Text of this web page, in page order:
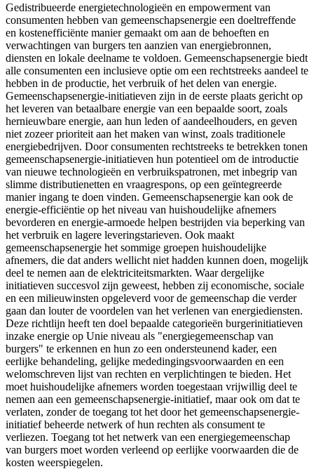
Gedistribueerde energietechnologieën en empowerment van
consumenten hebben van gemeenschapsenergie een doeltreffende
en kostenefficiënte manier gemaakt om aan de behoeften en
verwachtingen van burgers ten aanzien van energiebronnen,
diensten en lokale deelname te voldoen. Gemeenschapsenergie biedt
alle consumenten een inclusieve optie om een rechtstreeks aandeel te
hebben in de productie, het verbruik of het delen van energie.
Gemeenschapsenergie-initiatieven zijn in de eerste plaats gericht op
het leveren van betaalbare energie van een bepaalde soort, zoals
hernieuwbare energie, aan hun leden of aandeelhouders, en geven
niet zozeer prioriteit aan het maken van winst, zoals traditionele
energiebedrijven. Door consumenten rechtstreeks te betrekken tonen
gemeenschapsenergie-initiatieven hun potentieel om de introductie
van nieuwe technologieën en verbruikspatronen, met inbegrip van
slimme distributienetten en vraagrespons, op een geïntegreerde
manier ingang te doen vinden. Gemeenschapsenergie kan ook de
energie-efficiëntie op het niveau van huishoudelijke afnemers
bevorderen en energie-armoede helpen bestrijden via beperking van
het verbruik en lagere leveringstarieven. Ook maakt
gemeenschapsenergie het sommige groepen huishoudelijke
afnemers, die dat anders wellicht niet hadden kunnen doen, mogelijk
deel te nemen aan de elektriciteitsmarkten. Waar dergelijke
initiatieven succesvol zijn geweest, hebben zij economische, sociale
en een milieuwinsten opgeleverd voor de gemeenschap die verder
gaan dan louter de voordelen van het verlenen van energiediensten.
Deze richtlijn heeft ten doel bepaalde categorieën burgerinitiatieven
inzake energie op Unie niveau als "energiegemeenschap van
burgers" te erkennen en hun zo een ondersteunend kader, een
eerlijke behandeling, gelijke mededingingsvoorwaarden en een
welomschreven lijst van rechten en verplichtingen te bieden. Het
moet huishoudelijke afnemers worden toegestaan vrijwillig deel te
nemen aan een gemeenschapsenergie-initiatief, maar ook om dat te
verlaten, zonder de toegang tot het door het gemeenschapsenergie-
initiatief beheerde netwerk of hun rechten als consument te
verliezen. Toegang tot het netwerk van een energiegemeenschap
van burgers moet worden verleend op eerlijke voorwaarden die de
kosten weerspiegelen.